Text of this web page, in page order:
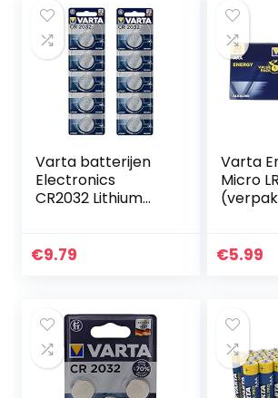
Varta batterijen
Electronics
CR2032 Lithium
met 10 stuks
€9.79
Varta
Micro
voor
€5.99